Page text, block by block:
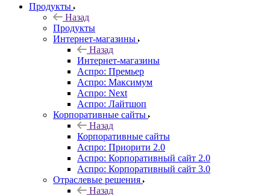
Продукты
Назад
Продукты
Интернет-магазины
Назад
Интернет-магазины
Аспро: Премьер
Аспро: Максимум
Аспро: Next
Аспро: Лайтшоп
Корпоративные сайты
Назад
Корпоративные сайты
Аспро: Приорити 2.0
Аспро: Корпоративный сайт 2.0
Аспро: Корпоративный сайт 3.0
Отраслевые решения
Назад